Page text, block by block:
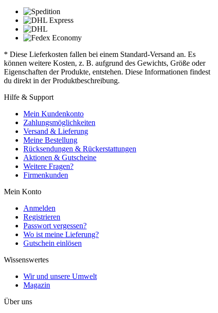
* Diese Lieferkosten fallen bei einem Standard-Versand an. Es
können weitere Kosten, z. B. aufgrund des Gewichts, Größe oder
Eigenschaften der Produkte, entstehen. Diese Informationen findest
du direkt in der Produktbeschreibung.
Hilfe & Support
Mein Kundenkonto
Zahlungsmöglichkeiten
Versand & Lieferung
Meine Bestellung
Rücksendungen & Rückerstattungen
Aktionen & Gutscheine
Weitere Fragen?
Firmenkunden
Mein Konto
Anmelden
Registrieren
Passwort vergessen?
Wo ist meine Lieferung?
Gutschein einlösen
Wissenswertes
Wir und unsere Umwelt
Magazin
Über uns